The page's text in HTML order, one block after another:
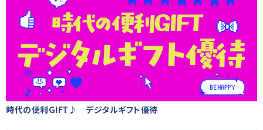
時代の便利GIFT♪ デジタルギフト優待